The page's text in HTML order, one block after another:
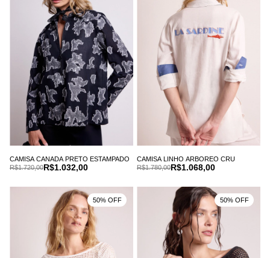
CAMISA CANADA PRETO ESTAMPADO
R$1.032,00
R$1.720,00
CAMISA LINHO ARBOREO CRU
R$1.068,00
R$1.780,00
50% OFF 50% OFF